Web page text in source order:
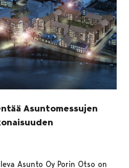
Asuntomessujen
Asunto Oy Porin Otso on